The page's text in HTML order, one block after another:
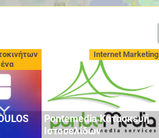
Internet Marketing
Pontemedia Κατασκευή
Ιστοσελίδων